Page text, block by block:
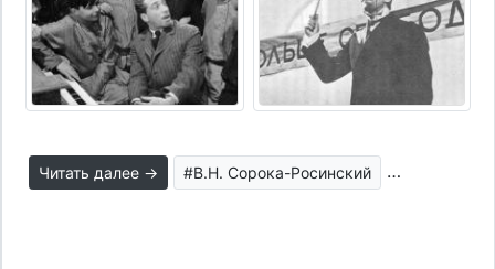
Читать далее → #В.Н. Сорока-Росинский